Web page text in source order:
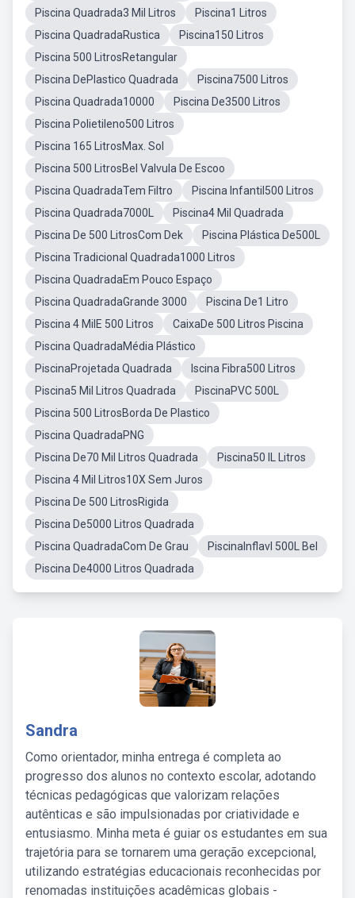
Piscina Quadrada3 Mil Litros
Piscina1 Litros
Piscina QuadradaRustica
Piscina150 Litros
Piscina 500 LitrosRetangular
Piscina DePlastico Quadrada
Piscina7500 Litros
Piscina Quadrada10000
Piscina De3500 Litros
Piscina Polietileno500 Litros
Piscina 165 LitrosMax. Sol
Piscina 500 LitrosBel Valvula De Escoo
Piscina QuadradaTem Filtro
Piscina Infantil500 Litros
Piscina Quadrada7000L
Piscina4 Mil Quadrada
Piscina De 500 LitrosCom Dek
Piscina Plástica De500L
Piscina Tradicional Quadrada1000 Litros
Piscina QuadradaEm Pouco Espaço
Piscina QuadradaGrande 3000
Piscina De1 Litro
Piscina 4 MilE 500 Litros
CaixaDe 500 Litros Piscina
Piscina QuadradaMédia Plástico
PiscinaProjetada Quadrada
Iscina Fibra500 Litros
Piscina5 Mil Litros Quadrada
PiscinaPVC 500L
Piscina 500 LitrosBorda De Plastico
Piscina QuadradaPNG
Piscina De70 Mil Litros Quadrada
Piscina50 IL Litros
Piscina 4 Mil Litros10X Sem Juros
Piscina De 500 LitrosRigida
Piscina De5000 Litros Quadrada
Piscina QuadradaCom De Grau
PiscinaInflavl 500L Bel
Piscina De4000 Litros Quadrada
Sandra
Como orientador, minha entrega é completa ao
progresso dos alunos no contexto escolar, adotando
técnicas pedagógicas que valorizam relações
autênticas e são impulsionadas por criatividade e
entusiasmo. Minha meta é guiar os estudantes em sua
trajetória para se tornarem uma geração excepcional,
utilizando estratégias educacionais reconhecidas por
renomadas instituições acadêmicas globais -